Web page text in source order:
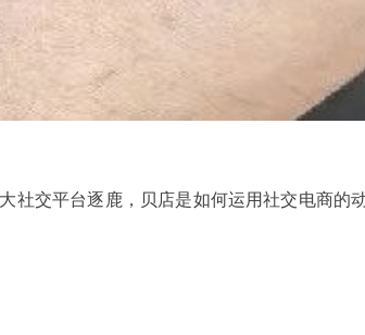
社交平台逐鹿，贝店是如何运用社交电商